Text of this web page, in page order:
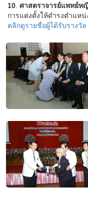
10 ศาสตราจารย์แพทย์
การแต่งตั้งให้ดำรงตำแห
คลิกดูรายชื่อผู้ได้รับรางวัล